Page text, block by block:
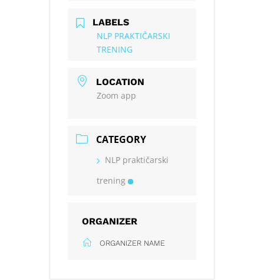
LABELS
NLP PRAKTIČARSKI
TRENING
LOCATION
Zoom app
CATEGORY
NLP praktičarski
trening
ORGANIZER
ORGANIZER NAME